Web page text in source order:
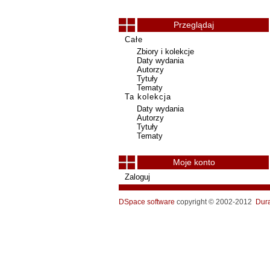
Przeglądaj
Całe
Zbiory i kolekcje
Daty wydania
Autorzy
Tytuły
Tematy
Ta kolekcja
Daty wydania
Autorzy
Tytuły
Tematy
Moje konto
Zaloguj
DSpace software copyright © 2002-2012